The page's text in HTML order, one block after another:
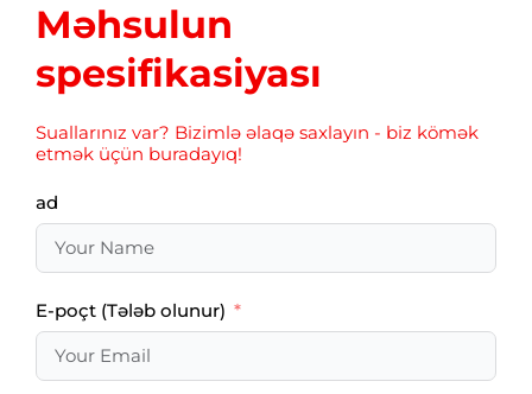
Məhsulun
spesifikasiyası
Suallarınız var? Bizimlə əlaqə saxlayın - biz kömək
etmək üçün buradayıq!
ad
E-poçt (Tələb olunur)